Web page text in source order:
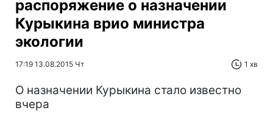
распоряжение о назначении
Курыкина врио министра
экологии
17:19 13.08.2015 Чт 1 хв
О назначении Курыкина стало известно
вчера